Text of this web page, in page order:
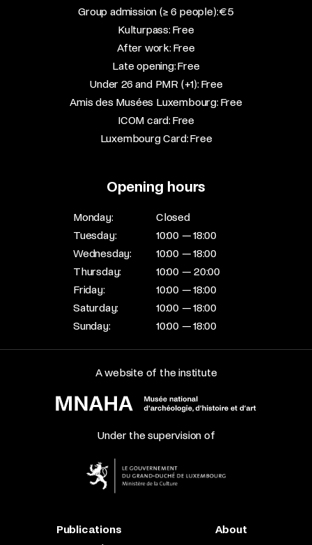
Group admission (≥ 6 people): €5​
Kulturpass: Free​
After work: Free​
Late opening: Free​
Under 26 and PMR (+1): Free​
Amis des Musées Luxembourg: Free​
ICOM card: Free​
Luxembourg Card: Free
Opening hours
Monday:
Closed
Tuesday:
10:00 — 18:00
Wednesday:
10:00 — 18:00
Thursday:
10:00 — 20:00
Friday:
10:00 — 18:00
Saturday:
10:00 — 18:00
Sunday:
10:00 — 18:00
A website of the institute
Under the supervision of
Publications
About